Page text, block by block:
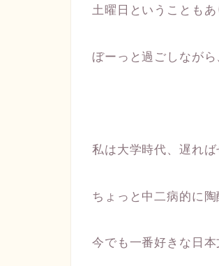
土曜日ということもあ
ぼーっと過ごしなが
私は大学時代、遅れ
ちょっと中二病的に
今でも一番好きな日本